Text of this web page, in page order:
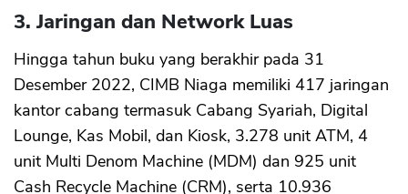
3. Jaringan dan Network Luas
Hingga tahun buku yang berakhir pada 31
Desember 2022, CIMB Niaga memiliki 417 jaringan
kantor cabang termasuk Cabang Syariah, Digital
Lounge, Kas Mobil, dan Kiosk, 3.278 unit ATM, 4
unit Multi Denom Machine (MDM) dan 925 unit
Cash Recycle Machine (CRM), serta 10.936